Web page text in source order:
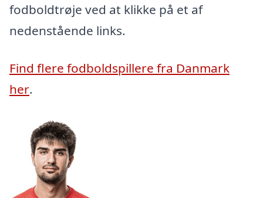
fodboldtrøje ved at klikke på et af
nedenstående links.
Find flere fodboldspillere fra Danmark
her.